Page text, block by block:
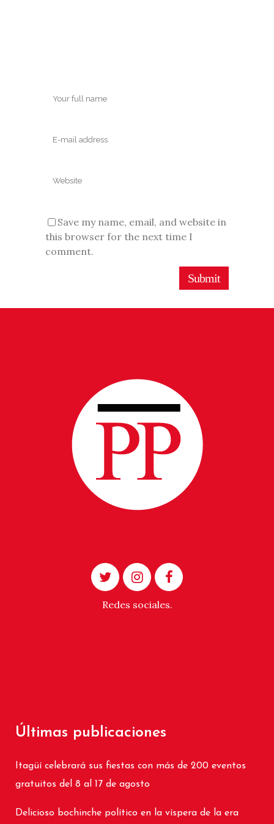
Save my name, email, and website in
this browser for the next time I
comment.
Redes sociales.
Últimas publicaciones
Itagüí celebrará sus fiestas con más de 200 eventos
gratuitos del 8 al 17 de agosto
Delicioso bochinche político en la víspera de la era